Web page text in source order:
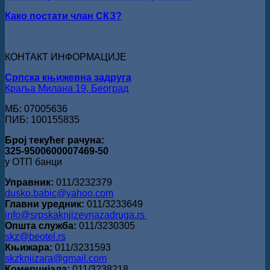
Како постати члан СКЗ?
КОНТАКТ ИНФОРМАЦИЈЕ
Српска књижевна задруга
Краља Милана 19, Београд
МБ: 07005636
ПИБ: 100155835
Број текућег рачуна:
325-9500600007469-50
у ОТП банци
Управник: 011/3232379
dusko.babic@yahoo.com
Главни уредник: 011/3233649
info@srpskaknjizevnazadruga.rs
Општа служба: 011/3230305
skz@beotel.rs
Књижара: 011/3231593
skzknjizara@gmail.com